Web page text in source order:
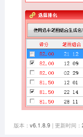
版本： v6.1.8.9| 更新时间：